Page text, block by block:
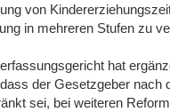
von
in mehreren Stufen zu
hat
der Gesetzgeber nach
sei, bei weiteren